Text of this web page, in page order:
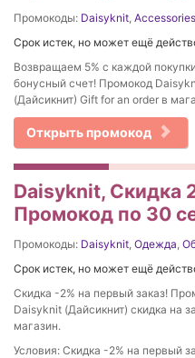
Промокоды: Daisyknit, Accessories
Срок истек, но может ещё
Возвращаем 5% с каждой
бонусный счет! Промокод
(Дайсикнит) Gift for an order в
Открыть промокод
Daisyknit, Скидка
Промокод по 30
Промокоды: Daisyknit, Одежда,
Срок истек, но может ещё
Скидка -2% на первый заказ!
Daisyknit (Дайсикнит) скидка на
магазин.
Условия: Скидка -2% на первый